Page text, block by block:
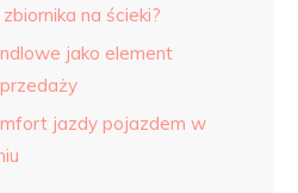
na ścieki?
jako element
jazdy pojazdem w